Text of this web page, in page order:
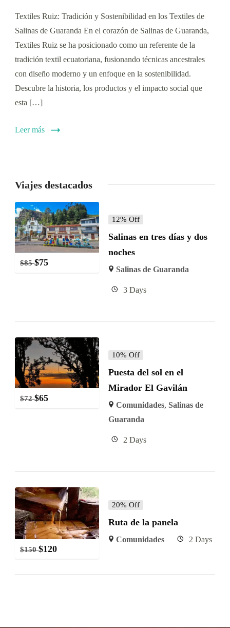
Textiles Ruiz: Tradición y Sostenibilidad en los Textiles de
Salinas de Guaranda En el corazón de Salinas de Guaranda,
Textiles Ruiz se ha posicionado como un referente de la
tradición textil ecuatoriana, fusionando técnicas ancestrales
con diseño moderno y un enfoque en la sostenibilidad.
Descubre la historia, los productos y el impacto social que
esta […]
Leer más
Viajes destacados
$85 $75
12% Off
Salinas en tres días y dos
noches
Salinas de Guaranda
3 Days
$72 $65
10% Off
Puesta del sol en el
Mirador El Gavilán
Comunidades, Salinas de
Guaranda
2 Days
$150 $120
20% Off
Ruta de la panela
Comunidades 2 Days